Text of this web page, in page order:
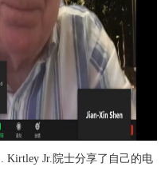
Kirtley Jr.院士分享了自己的电